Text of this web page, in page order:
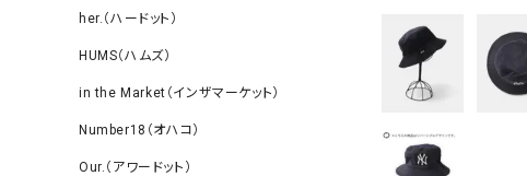
her.（ハードット）
HUMS（ハムズ）
in the Market（インザマーケット）
Number18（オハコ）
Our.（アワードット）